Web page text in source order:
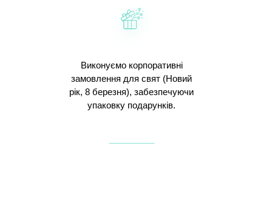
Виконуємо корпоративні
замовлення для свят (Новий
рік, 8 березня), забезпечуючи
упаковку подарунків.